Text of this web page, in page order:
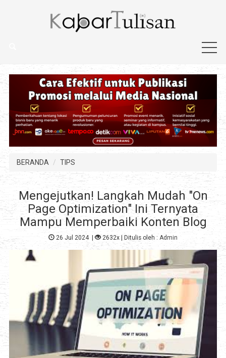
BERANDA TIPS
Mengejutkan! Langkah Mudah "On
Page Optimization" Ini Ternyata
Mampu Memperbaiki Konten Blog
26 Jul 2024| 2632x| Ditulis oleh : Admin